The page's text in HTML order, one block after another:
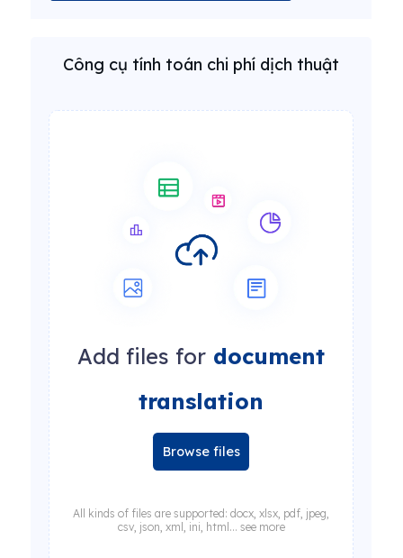
Công cụ tính toán chi phí dịch thuật
Add files for document
translation
Browse files
All kinds of files are supported: docx, xlsx, pdf, jpeg,
csv, json, xml, ini, html... see more